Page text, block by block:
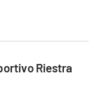
Riestra